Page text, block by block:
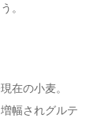
。
在の小麦。
幅されグルテ